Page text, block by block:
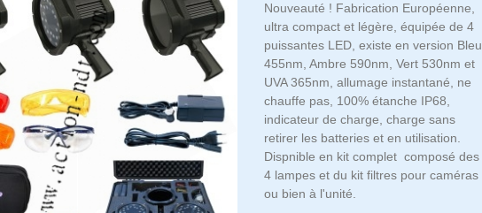
Nouveauté ! Fabrication Européenne,
ultra compact et légère, équipée de 4
puissantes LED, existe en version Bleu
455nm, Ambre 590nm, Vert 530nm et
UVA 365nm, allumage instantané, ne
chauffe pas, 100% étanche IP68,
indicateur de charge, charge sans
retirer les batteries et en utilisation.
Dispnible en kit complet composé des
4 lampes et du kit filtres pour caméras
ou bien à l'unité.